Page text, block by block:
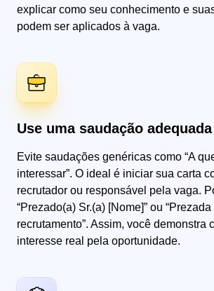
explicar como seu conhecimento e
podem ser aplicados à vaga.
Use uma saudação adequada
Evite saudações genéricas como “A
interessar”. O ideal é iniciar sua carta
recrutador ou responsável pela vaga.
“Prezado(a) Sr.(a) [Nome]” ou
recrutamento”. Assim, você demonstra
interesse real pela oportunidade.